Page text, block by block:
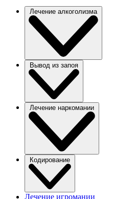
Лечение алкоголизма
Вывод из запоя
Лечение наркомании
Кодирование
Лечение игромании